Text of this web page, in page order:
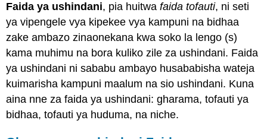
Faida ya ushindani, pia huitwafaida tofauti, ni seti
ya vipengele vya kipekee vya kampuni na bidhaa
zake ambazo zinaonekana kwa soko la lengo (s)
kama muhimu na bora kuliko zile za ushindani. Faida
ya ushindani ni sababu ambayo husababisha wateja
kuimarisha kampuni maalum na sio ushindani. Kuna
aina nne za faida ya ushindani: gharama, tofauti ya
bidhaa, tofauti ya huduma, na niche.